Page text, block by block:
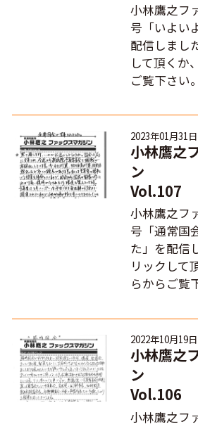
小林鷹之フ
号「いよい
配信しまし
して頂くか
ご覧下さい。
2023年01月31日
小林鷹之
ン
Vol.107
小林鷹之フ
号「通常国
た」を配信
リックして
らからご覧
2022年10月19日
小林鷹之
ン
Vol.106
小林鷹之フ